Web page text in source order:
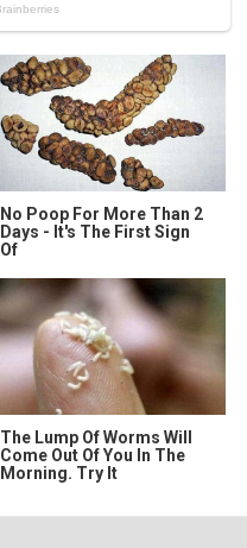
No Poop For More Than 2
Days - It's The First Sign
Of
The Lump Of Worms Will
Come Out Of You In The
Morning. Try It